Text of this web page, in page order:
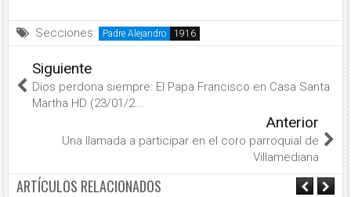
Secciones: Padre Alejandro
Siguiente
Dios perdona siempre: El Papa Francisco en Casa Santa
Martha HD (23/01/2...
Anterior
Una llamada a participar en el coro parroquial de
Villamediana
ARTÍCULOS RELACIONADOS